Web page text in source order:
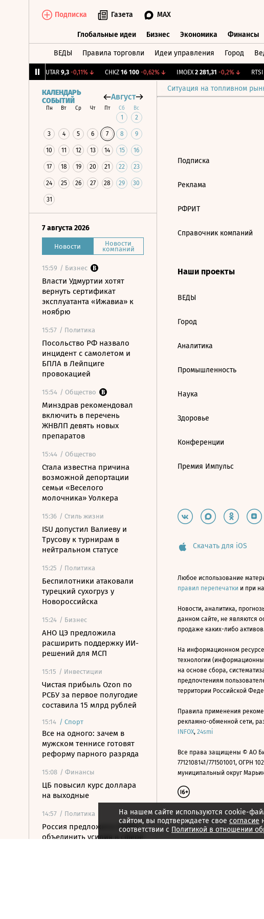
Подписка Газета MAX
Глобальные идеи Бизнес Экономика Финансы
ВЕДЫ Правила торговли Идеи управления Город
UTAR 9,3 -0,11%↓ CHKZ 16 100 -0,62%↓ IMOEX 2 281,31 -0,2%↓ RTSI
Ситуация на топливном
КАЛЕНДАРЬ
СОБЫТИЙ
Август
Пн Вт Ср Чт Пт Сб Вс
1 2
3 4 5 6 7 8 9
10 11 12 13 14 15 16
17 18 19 20 21 22 23
24 25 26 27 28 29 30
31
7 августа 2026
Новости Новости
компаний
15:59 / Бизнес
Власти Удмуртии хотят
вернуть сертификат
эксплуатанта «Ижавиа» к
ноябрю
15:57 / Политика
Посольство РФ назвало
инцидент с самолетом и
БПЛА в Лейпциге
провокацией
15:54 / Общество
Минздрав рекомендовал
включить в перечень
ЖНВЛП девять новых
препаратов
15:44 / Общество
Стала известна причина
возможной депортации
семьи «Веселого
молочника» Уолкера
15:36 / Стиль жизни
ISU допустил Валиеву и
Трусову к турнирам в
нейтральном статусе
15:25 / Политика
Беспилотники атаковали
турецкий сухогруз у
Новороссийска
15:24 / Бизнес
АНО ЦЭ предложила
расширить поддержку ИИ-
решений для МСП
15:15 / Инвестиции
Чистая прибыль Ozon по
РСБУ за первое полугодие
составила 15 млрд рублей
15:14 / Спорт
Все на одного: зачем в
мужском теннисе готовят
реформу парного разряда
15:08 / Финансы
ЦБ повысил курс доллара
на выходные
14:57 / Политика
Россия предложила БРИКС
объединить усилия в сфере
На нашем сайте используются cookie-
сайтом, вы подтверждаете свое согласие
соответствии с Политикой в отношении
Подписка
Реклама
РФРИТ
Справочник компаний
Наши проекты
ВЕДЫ
Город
Аналитика
Промышленность
Наука
Здоровье
Конференции
Премия Импульс
Скачать для iOS
Любое использование
правил перепечатки и при
Новости, аналитика,
данном сайте, не являются
продаже каких-либо
На информационном
технологии
на основе сбора,
предпочтениям
территории Российской
Правила применения
рекламно-обменной сети,
INFOX, 24smi
Все права защищены © АО
7712108141/771501001, ОГРН
муниципальный округ